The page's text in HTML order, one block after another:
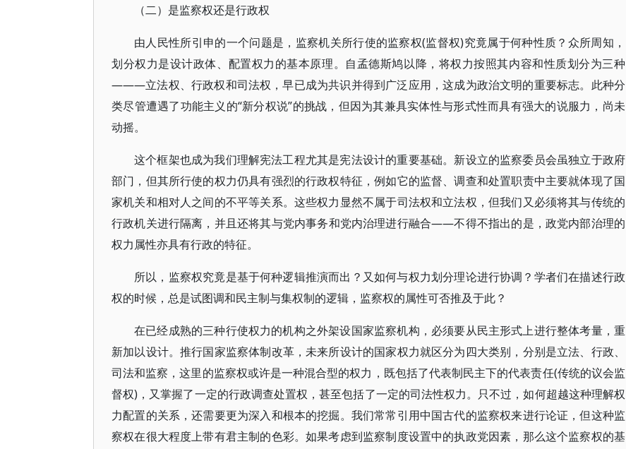
（二）是监察权还是行政权
由人民性所引申的一个问题是，监察机关所行使的监察权(监督权)究竟属于何种性质？众所周知，
划分权力是设计政体、配置权力的基本原理。自孟德斯鸠以降，将权力按照其内容和性质划分为三种
———立法权、行政权和司法权，早已成为共识并得到广泛应用，这成为政治文明的重要标志。此种分
类尽管遭遇了功能主义的“新分权说”的挑战，但因为其兼具实体性与形式性而具有强大的说服力，尚未
动摇。
这个框架也成为我们理解宪法工程尤其是宪法设计的重要基础。新设立的监察委员会虽独立于政府
部门，但其所行使的权力仍具有强烈的行政权特征，例如它的监督、调查和处置职责中主要就体现了国
家机关和相对人之间的不平等关系。这些权力显然不属于司法权和立法权，但我们又必须将其与传统的
行政机关进行隔离，并且还将其与党内事务和党内治理进行融合——不得不指出的是，政党内部治理的
权力属性亦具有行政的特征。
所以，监察权究竟是基于何种逻辑推演而出？又如何与权力划分理论进行协调？学者们在描述行政
权的时候，总是试图调和民主制与集权制的逻辑，监察权的属性可否推及于此？
在已经成熟的三种行使权力的机构之外架设国家监察机构，必须要从民主形式上进行整体考量，重
新加以设计。推行国家监察体制改革，未来所设计的国家权力就区分为四大类别，分别是立法、行政、
司法和监察，这里的监察权或许是一种混合型的权力，既包括了代表制民主下的代表责任(传统的议会监
督权)，又掌握了一定的行政调查处置权，甚至包括了一定的司法性权力。只不过，如何超越这种理解权
力配置的关系，还需要更为深入和根本的挖掘。我们常常引用中国古代的监察权来进行论证，但这种监
察权在很大程度上带有君主制的色彩。如果考虑到监察制度设置中的执政党因素，那么这个监察权的基